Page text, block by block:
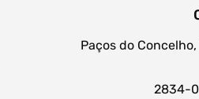
Paços do
2834-